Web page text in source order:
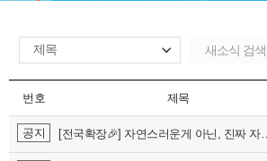
File:
/home/suction/public_html/
Line: 233
Function: view_print
File: /home/suction/public_html/
Line: 327
Function: require_once
번호 제목
공지 [전국확장🎉] 자연스러운게 아닌, 진짜 자연의 내 가슴 <